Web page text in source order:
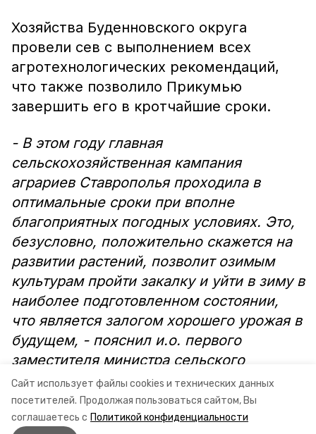
Сайт использует файлы cookies и технических данных
посетителей. Продолжая пользоваться сайтом, Вы
соглашаетесь с Политикой конфиденциальности
Хозяйства Буденновского округа
провели сев с выполнением всех
агротехнологических рекомендаций,
что также позволило Прикумью
завершить его в кротчайшие сроки.
- В этом году главная
сельскохозяйственная кампания
аграриев Ставрополья проходила в
оптимальные сроки при вполне
благоприятных погодных условиях. Это,
безусловно, положительно скажется на
развитии растений, позволит озимым
культурам пройти закалку и уйти в зиму в
наиболее подготовленном состоянии,
что является залогом хорошего урожая в
будущем, - пояснил и.о. первого
заместителя министра сельского
хозяйства Ставропольского края Евгений
Грищенко.